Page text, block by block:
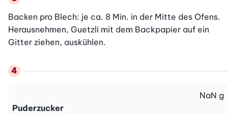
Backen pro Blech: je ca. 8 Min. in der Mitte des Ofens.
Herausnehmen, Guetzli mit dem Backpapier auf ein
Gitter ziehen, auskühlen.
Puderzucker
NaN g